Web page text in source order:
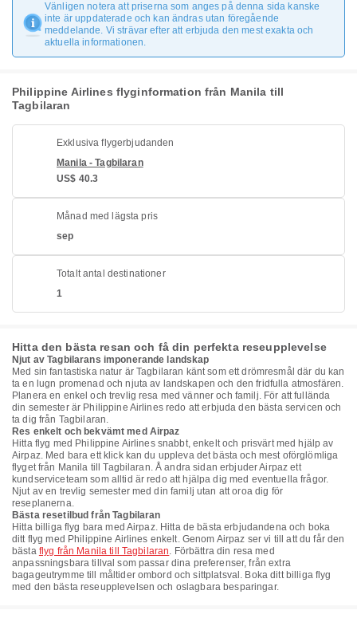
Vänligen notera att priserna som anges på denna sida kanske
inte är uppdaterade och kan ändras utan föregående
meddelande. Vi strävar efter att erbjuda den mest exakta och
aktuella informationen.
Philippine Airlines flyginformation från Manila till
Tagbilaran
Exklusiva flygerbjudanden
Manila - Tagbilaran
US$ 40.3
Månad med lägsta pris
sep
Totalt antal destinationer
1
Hitta den bästa resan och få din perfekta reseupplevelse
Njut av Tagbilarans imponerande landskap
Med sin fantastiska natur är Tagbilaran känt som ett drömresmål där du kan
ta en lugn promenad och njuta av landskapen och den fridfulla atmosfären.
Planera en enkel och trevlig resa med vänner och familj. För att fullända
din semester är Philippine Airlines redo att erbjuda den bästa servicen och
ta dig från Tagbilaran.
Res enkelt och bekvämt med Airpaz
Hitta flyg med Philippine Airlines snabbt, enkelt och prisvärt med hjälp av
Airpaz. Med bara ett klick kan du uppleva det bästa och mest oförglömliga
flyget från Manila till Tagbilaran. Å andra sidan erbjuder Airpaz ett
kundserviceteam som alltid är redo att hjälpa dig med eventuella frågor.
Njut av en trevlig semester med din familj utan att oroa dig för
reseplanerna.
Bästa resetilbud från Tagbilaran
Hitta billiga flyg bara med Airpaz. Hitta de bästa erbjudandena och boka
ditt flyg med Philippine Airlines enkelt. Genom Airpaz ser vi till att du får den
bästa flyg från Manila till Tagbilaran. Förbättra din resa med
anpassningsbara tillval som passar dina preferenser, från extra
bagageutrymme till måltider ombord och sittplatsval. Boka ditt billiga flyg
med den bästa reseupplevelsen och oslagbara besparingar.